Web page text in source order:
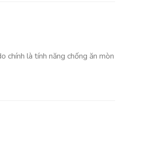
chính là tính năng chống ăn mòn